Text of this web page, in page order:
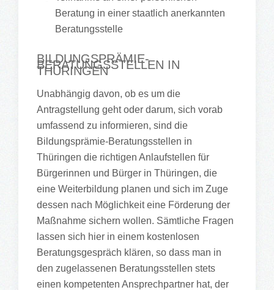
Beratung in einer staatlich anerkannten
Beratungsstelle
BILDUNGSPRÄMIE-
BERATUNGSSTELLEN IN
THÜRINGEN
Unabhängig davon, ob es um die
Antragstellung geht oder darum, sich vorab
umfassend zu informieren, sind die
Bildungsprämie-Beratungsstellen in
Thüringen die richtigen Anlaufstellen für
Bürgerinnen und Bürger in Thüringen, die
eine Weiterbildung planen und sich im Zuge
dessen nach Möglichkeit eine Förderung der
Maßnahme sichern wollen. Sämtliche Fragen
lassen sich hier in einem kostenlosen
Beratungsgespräch klären, so dass man in
den zugelassenen Beratungsstellen stets
einen kompetenten Ansprechpartner hat, der